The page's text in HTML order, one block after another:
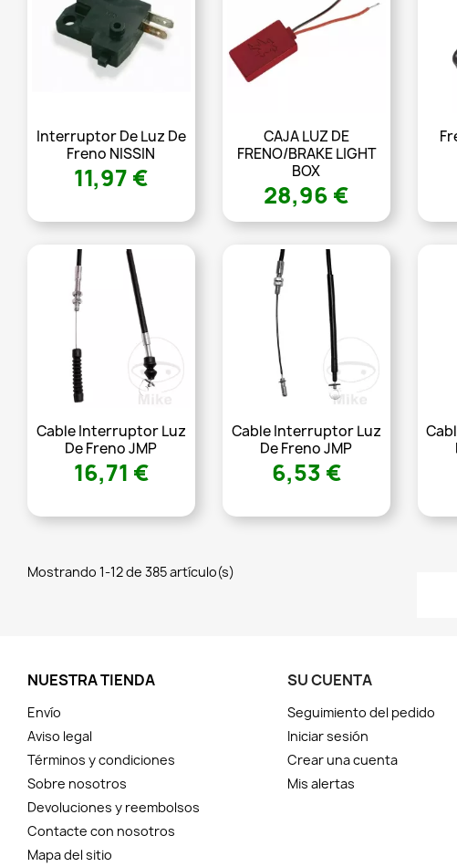
Interruptor De Luz De
Freno NISSIN
11,97 €
CAJA LUZ DE
FRENO/BRAKE LIGHT
BOX
28,96 €
Cable Interruptor Luz
De Freno JMP
16,71 €
Cable Interruptor Luz
De Freno JMP
6,53 €
Mostrando 1-12 de 385 artículo(s)
NUESTRA TIENDA
Envío
Aviso legal
Términos y condiciones
Sobre nosotros
Devoluciones y reembolsos
Contacte con nosotros
Mapa del sitio
SU CUENTA
Seguimiento del pedido
Iniciar sesión
Crear una cuenta
Mis alertas